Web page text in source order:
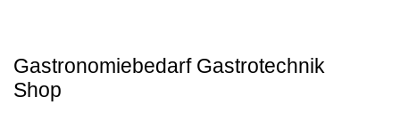
Gastronomiebedarf Gastrotechnik
Shop